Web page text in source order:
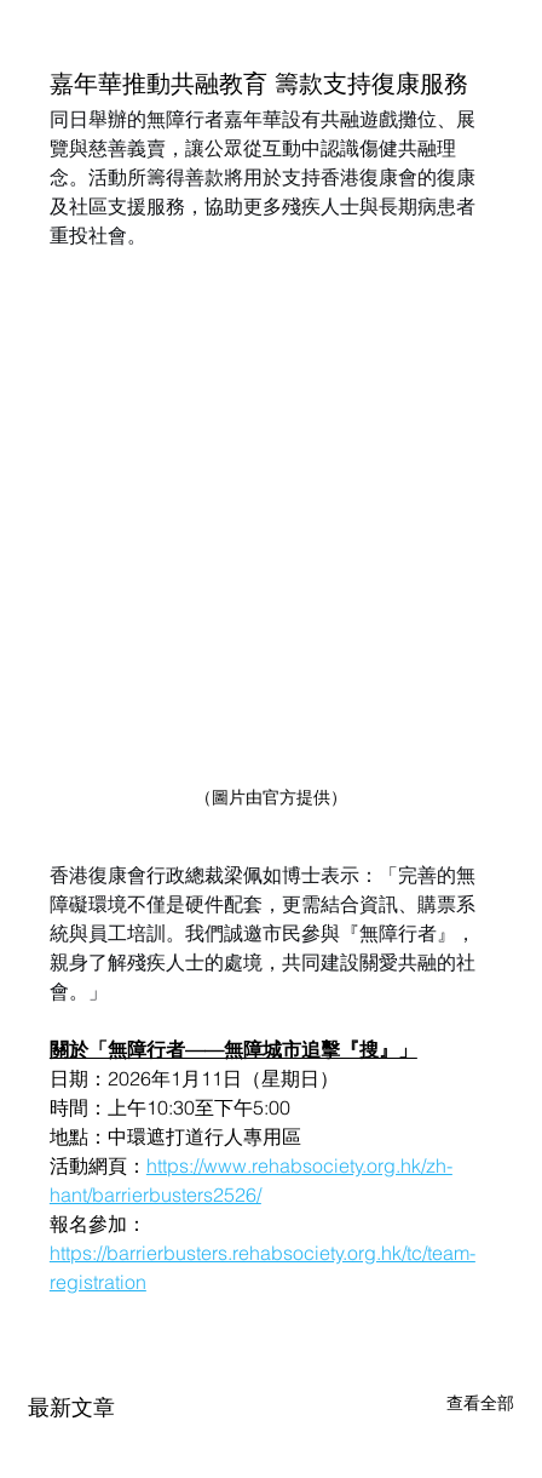
嘉年華推動共融教育 籌款支持復康服務
同日舉辦的無障行者嘉年華設有共融遊戲攤位、展
覽與慈善義賣，讓公眾從互動中認識傷健共融理
念。活動所籌得善款將用於支持香港復康會的復康
及社區支援服務，協助更多殘疾人士與長期病患者
重投社會。
（圖片由官方提供）
香港復康會行政總裁梁佩如博士表示：「完善的無
障礙環境不僅是硬件配套，更需結合資訊、購票系
統與員工培訓。我們誠邀市民參與『無障行者』，
親身了解殘疾人士的處境，共同建設關愛共融的社
會。」
關於「無障行者——無障城市追擊『搜』」
日期：2026年1月11日（星期日）
時間：上午10:30至下午5:00
地點：中環遮打道行人專用區
活動網頁： https://www.rehabsociety.org.hk/zh-
hant/barrierbusters2526/
報名參加：
https://barrierbusters.rehabsociety.org.hk/tc/team-
registration
最新文章 查看全部